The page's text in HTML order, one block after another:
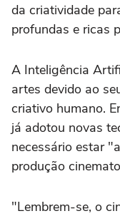
da criatividade
profundas e ricas
A Inteligência
artes devido ao
criativo humano.
já adotou novas
necessário estar
produção
"Lembrem-se, o